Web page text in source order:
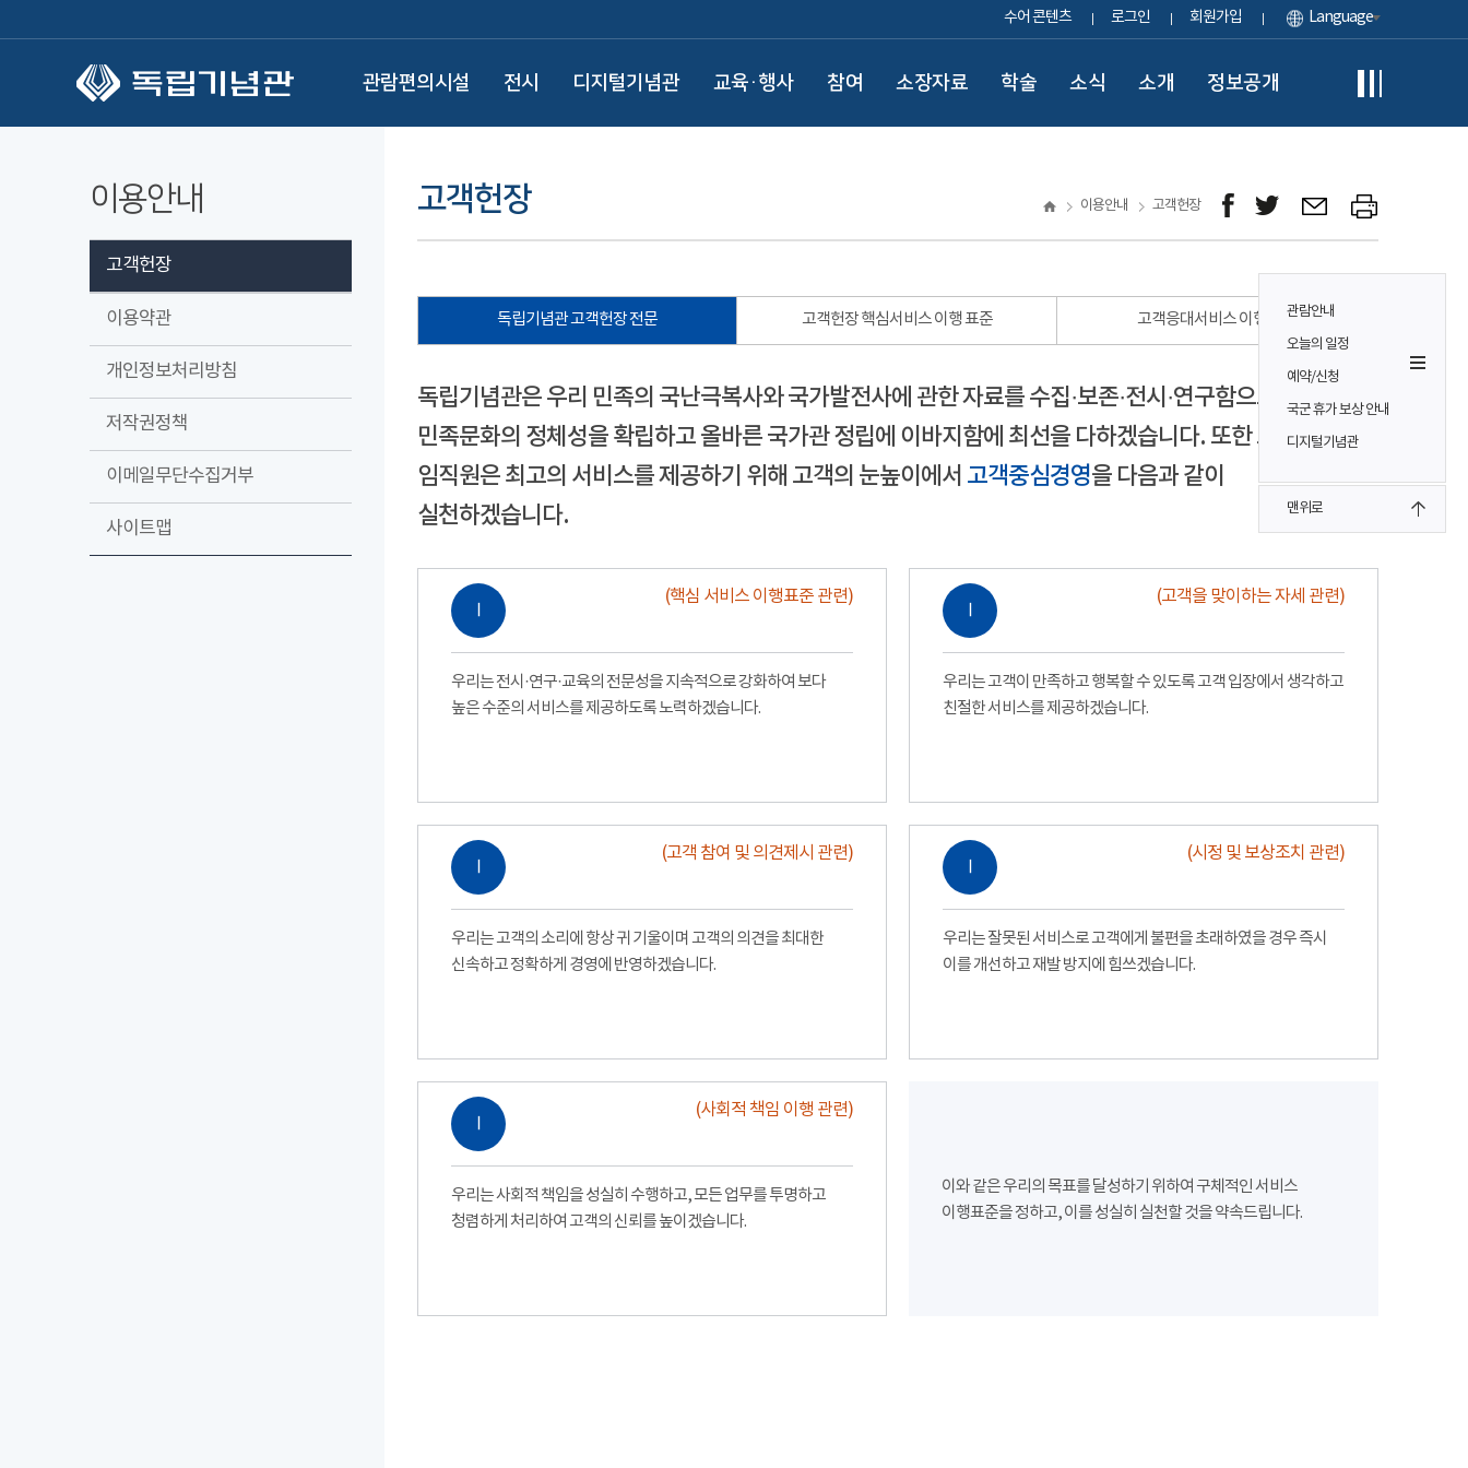
수어 콘텐츠 로그인 회원가입 Language
관람편의시설 전시 디지털기념관 교육·행사 참여 소장자료 학술 소식 소개 정보공개
관람안내
오늘의 일정
예약/신청
국군 휴가 보상 안내
디지털기념관
맨위로
이용안내
고객헌장
이용약관
개인정보처리방침
저작권정책
이메일무단수집거부
사이트맵
고객헌장 이용안내 고객헌장
독립기념관 고객헌장 전문 고객헌장 핵심서비스 이행 표준 고객응대서비스 이행 표준
독립기념관은 우리 민족의 국난극복사와 국가발전사에 관한 자료를 수집·보존·전시·연구함으로써
민족문화의 정체성을 확립하고 올바른 국가관 정립에 이바지함에 최선을 다하겠습니다. 또한 모든
임직원은 최고의 서비스를 제공하기 위해 고객의 눈높이에서 고객중심경영을 다음과 같이
실천하겠습니다.
Ⅰ
(핵심 서비스 이행표준 관련)
우리는 전시·연구·교육의 전문성을 지속적으로 강화하여 보다
높은 수준의 서비스를 제공하도록 노력하겠습니다.
Ⅰ
(고객을 맞이하는 자세 관련)
우리는 고객이 만족하고 행복할 수 있도록 고객 입장에서 생각하고
친절한 서비스를 제공하겠습니다.
Ⅰ
(고객 참여 및 의견제시 관련)
우리는 고객의 소리에 항상 귀 기울이며 고객의 의견을 최대한
신속하고 정확하게 경영에 반영하겠습니다.
Ⅰ
(시정 및 보상조치 관련)
우리는 잘못된 서비스로 고객에게 불편을 초래하였을 경우 즉시
이를 개선하고 재발 방지에 힘쓰겠습니다.
Ⅰ
(사회적 책임 이행 관련)
우리는 사회적 책임을 성실히 수행하고, 모든 업무를 투명하고
청렴하게 처리하여 고객의 신뢰를 높이겠습니다.
이와 같은 우리의 목표를 달성하기 위하여 구체적인 서비스
이행표준을 정하고, 이를 성실히 실천할 것을 약속드립니다.